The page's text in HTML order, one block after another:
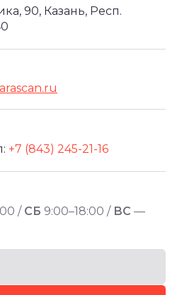
90, Казань, Респ.
+7 (843) 245-21-16
/ СБ 9:00–18:00 / ВС —